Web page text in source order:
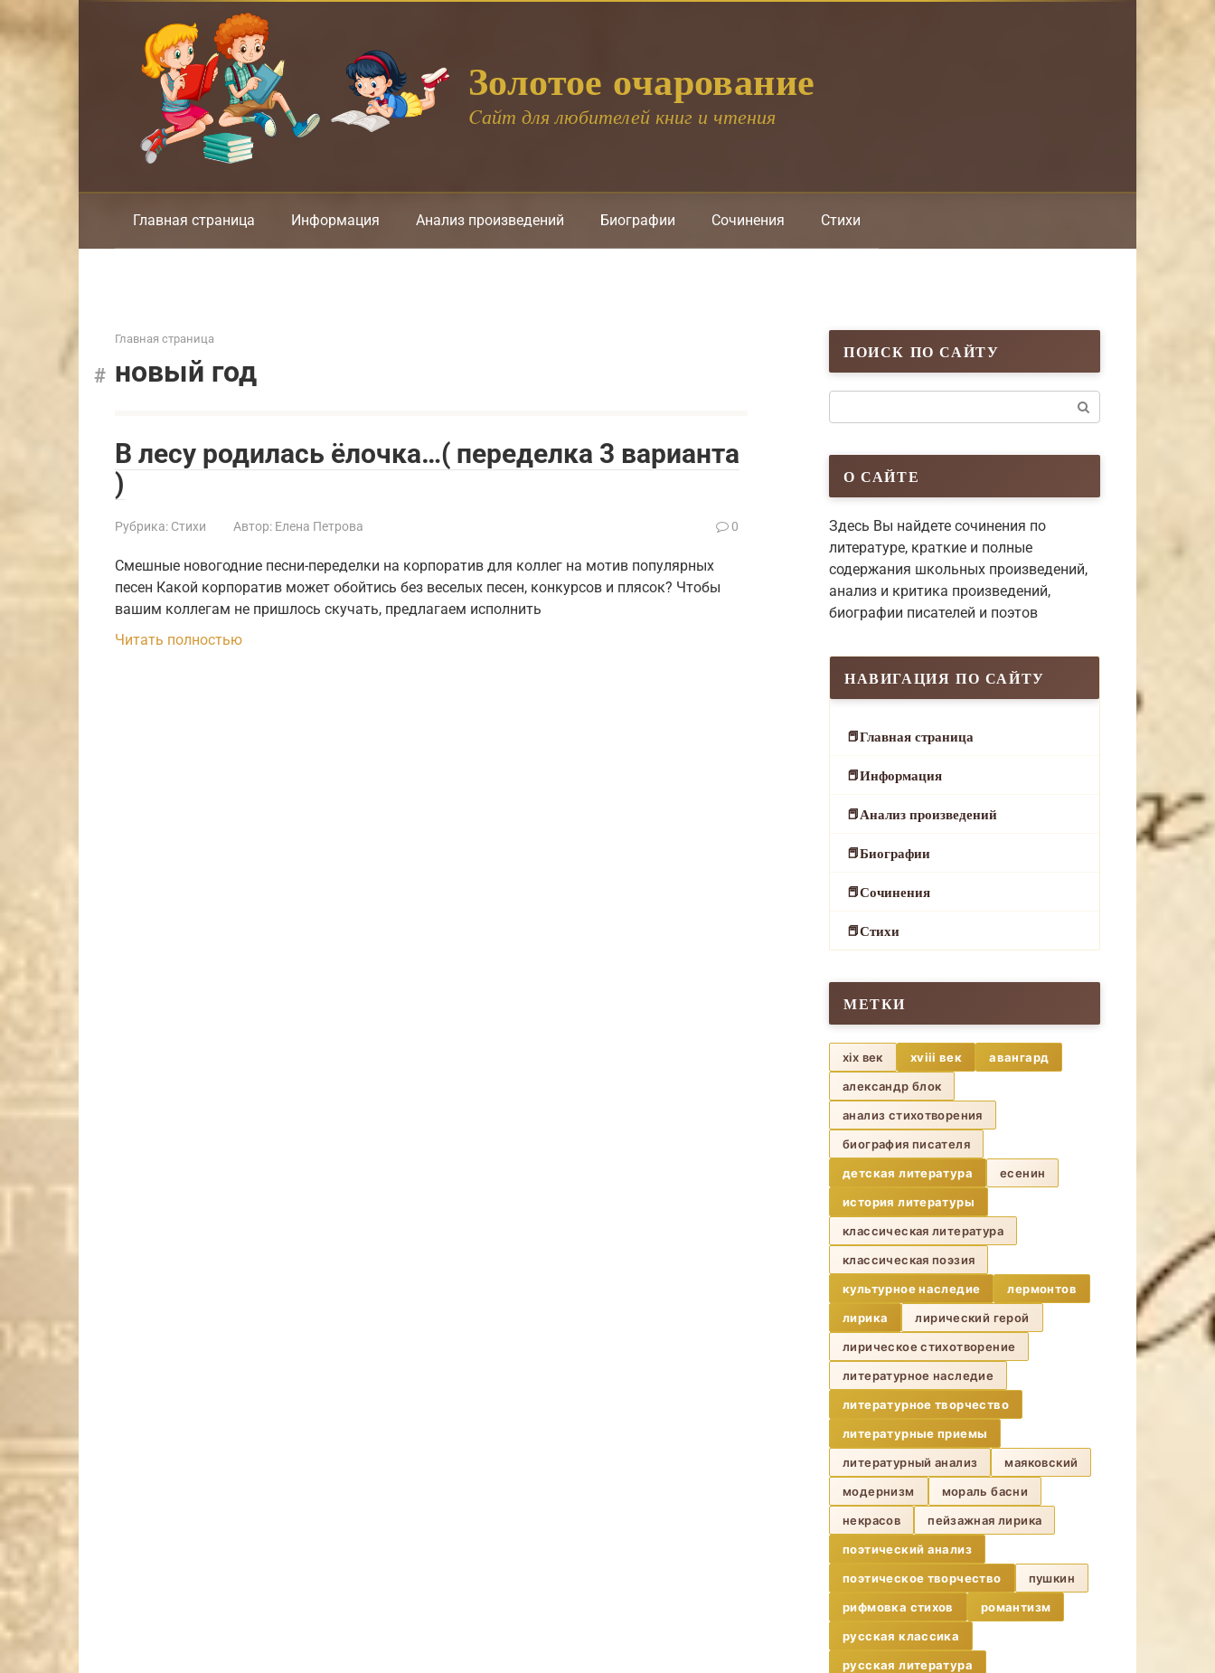
к
Золотое очарование
Cайт для любителей книг и чтения
Главная страница Информация Анализ произведений Биографии Сочинения Стихи
Главная страница
новый год
В лесу родилась ёлочка…( переделка 3 варианта
)
Рубрика: Стихи Автор: Елена Петрова 0
Смешные новогодние песни-переделки на корпоратив для коллег на мотив популярных
песен Какой корпоратив может обойтись без веселых песен, конкурсов и плясок? Чтобы
вашим коллегам не пришлось скучать, предлагаем исполнить
Читать полностью
ПОИСК ПО САЙТУ
О САЙТЕ
Здесь Вы найдете сочинения по
литературе, краткие и полные
содержания школьных произведений,
анализ и критика произведений,
биографии писателей и поэтов
НАВИГАЦИЯ ПО САЙТУ
Главная страница
Информация
Анализ произведений
Биографии
Сочинения
Стихи
МЕТКИ
xix век xviii век
авангард
александр блок
анализ стихотворения
биография писателя
детская литература
есенин
история литературы
классическая литература
классическая поэзия
культурное наследие
лермонтов
лирика
лирический герой
лирическое стихотворение
литературное наследие
литературное творчество
литературные приемы
литературный анализ
маяковский
модернизм
мораль басни
некрасов
пейзажная лирика
поэтический анализ
поэтическое творчество
пушкин
рифмовка стихов
романтизм
русская классика
русская литература